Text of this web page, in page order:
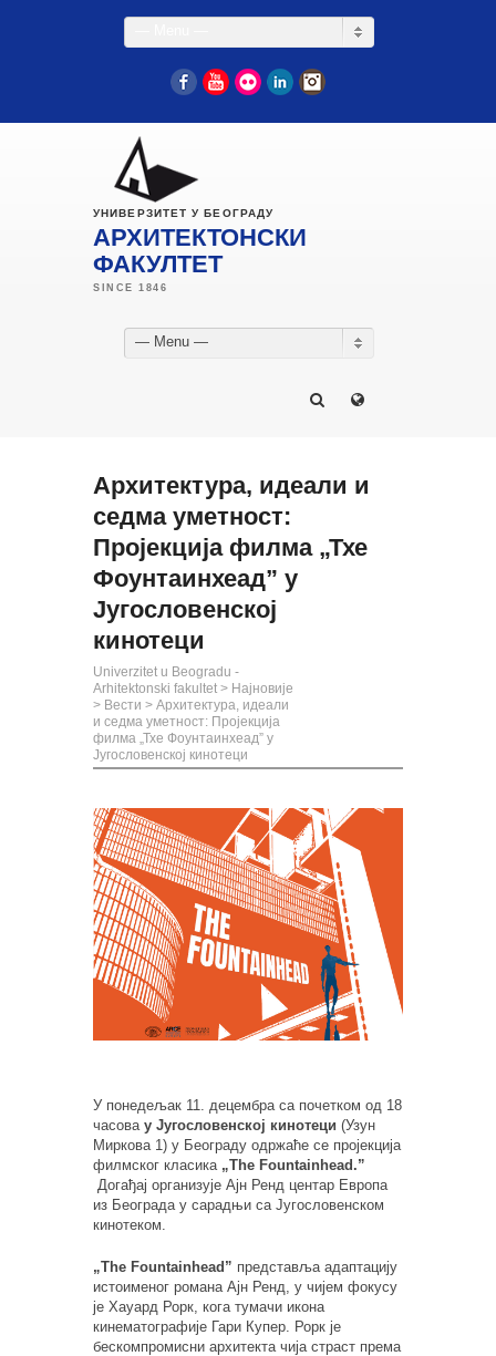
FacebookYouTube
Flickr LinkedIn
УНИВЕРЗИТЕТ У БЕОГРАДУ
АРХИТЕКТОНСКИ
ФАКУЛТЕТ
— Menu —
Архитектура, идеали и
седма уметност:
Пројекција филма „Тхе
Фоунтаинхеад” у
Југословенској
кинотеци
Univerzitet u Beogradu -
Arhitektonski fakultet > Најновије
> Вести > Архитектура, идеали
и седма уметност: Пројекција
филма „Тхе Фоунтаинхеад” у
Југословенској кинотеци
У понедељак 11. децембра са почетком од 18
часова у Југословенској кинотеци (Узун
Миркова 1) у Београду одржаће се пројекција
филмског класика „The Fountainhead.”
Догађај организује Ајн Ренд центар Европа
из Београда у сарадњи са Југословенском
кинотеком.
„The Fountainhead” представља адаптацију
истоименог романа Ајн Ренд, у чијем фокусу
је Хауард Рорк, кога тумачи икона
кинематографије Гари Купер. Рорк је
бескомпромисни архитекта чија страст према